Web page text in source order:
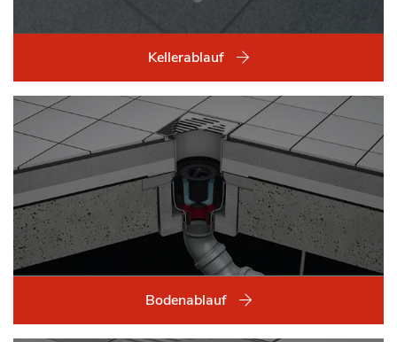
Kellerablauf
Bodenablauf